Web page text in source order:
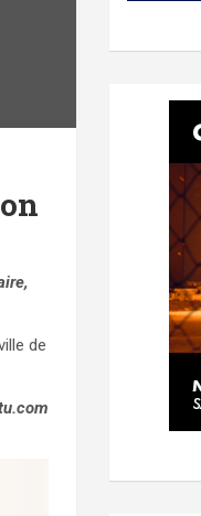
de